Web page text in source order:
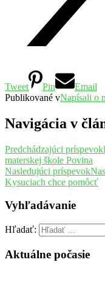
Tweet Pin
Email
Publikované vNapísali o
Navigácia v
Predchádzajúci príspevok
materskej škole Povina
Nasledujúci príspevok
Kysuciach chce pomôcť
Vyhľadávanie
Hľadať:
Aktuálne počasie